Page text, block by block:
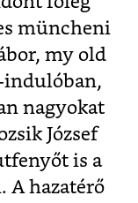
müncheni
my old
indulóban,
nagyokat
József
is a
A hazatérő